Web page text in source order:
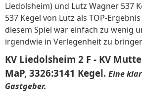
Liedolsheim) und Lutz Wagner 537
537 Kegel von Lutz als TOP-
diesem Spiel war einfach zu wenig
irgendwie in Verlegenheit zu
KV Liedolsheim 2 F - KV
MaP, 3326:3141 Kegel. Eine
Gastgeber.